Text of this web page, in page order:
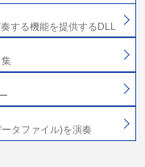
する機能を提供するDLL
タファイル)を演奏